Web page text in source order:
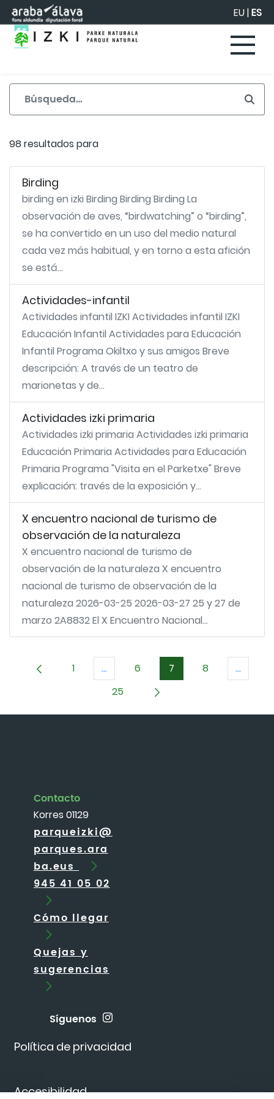
Saltar al contenido principal EU|ES
98 resultados para
Birding
birding en izki Birding Birding Birding La
observación de aves, “birdwatching” o “birding”,
se ha convertido en un uso del medio natural
cada vez más habitual, y en torno a esta afición
se está...
Actividades-infantil
Actividades infantil IZKI Actividades infantil IZKI
Educación Infantil Actividades para Educación
Infantil Programa Okiltxo y sus amigos Breve
descripción: A través de un teatro de
marionetas y de...
Actividades izki primaria
Actividades izki primaria Actividades izki primaria
Educación Primaria Actividades para Educación
Primaria Programa "Visita en el Parketxe" Breve
explicación: través de la exposición y...
X encuentro nacional de turismo de
observación de la naturaleza
X encuentro nacional de turismo de
observación de la naturaleza X encuentro
nacional de turismo de observación de la
naturaleza 2026-03-25 2026-03-27 25 y 27 de
marzo 2A8832 El X Encuentro Nacional...
Página
1 ...Páginas intermedias Use TAB para
Página
6 Página
7 Página
8 ...
Página
25
Política de privacidad
Accesibilidad
Contacto
Korres 01129
parqueizki@
parques.ara
ba.eus
945 41 05 02
Cómo llegar
Quejas y
sugerencias
Síguenos